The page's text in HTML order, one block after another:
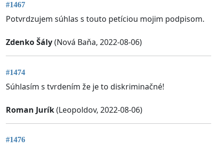
#1467
Potvrdzujem súhlas s touto petíciou mojim podpisom.
Zdenko Šály(Nová Baňa, 2022-08-06)
#1474
Súhlasím s tvrdením že je to diskriminačné!
Roman Jurík(Leopoldov, 2022-08-06)
#1476